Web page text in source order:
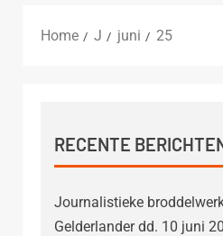
Home J juni 25
RECENTE
Journalistieke
Gelderlander dd. 10 juni